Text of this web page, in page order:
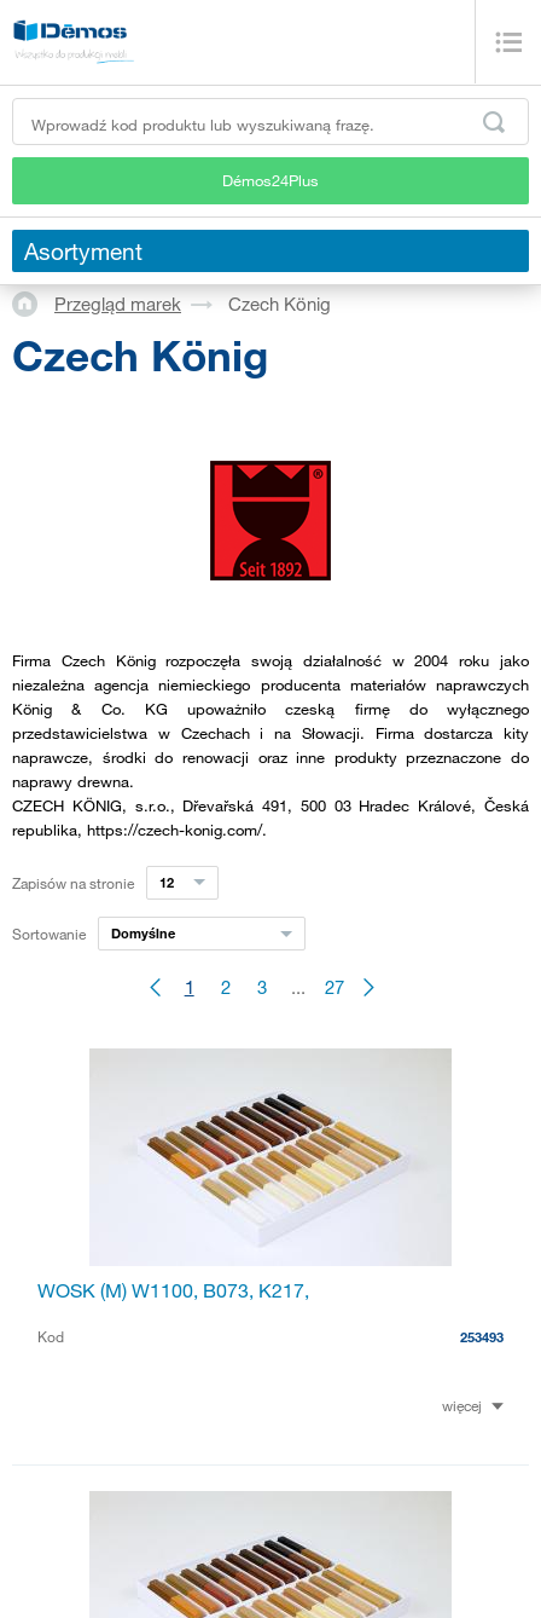
Démos24Plus
Asortyment
Przegląd marek Czech König
Czech König
Firma Czech König rozpoczęła swoją działalność w 2004 roku jako
niezależna agencja niemieckiego producenta materiałów naprawczych
König & Co. KG upoważniło czeską firmę do wyłącznego
przedstawicielstwa w Czechach i na Słowacji. Firma dostarcza kity
naprawcze, środki do renowacji oraz inne produkty przeznaczone do
naprawy drewna.
CZECH KÖNIG, s.r.o., Dřevařská 491, 500 03 Hradec Králové, Česká
republika, https://czech-konig.com/.
Zapisów na stronie 12
Sortowanie Domyślne
1 2 3 ... 27
WOSK (M) W1100, B073, K217,
Kod 253493
więcej